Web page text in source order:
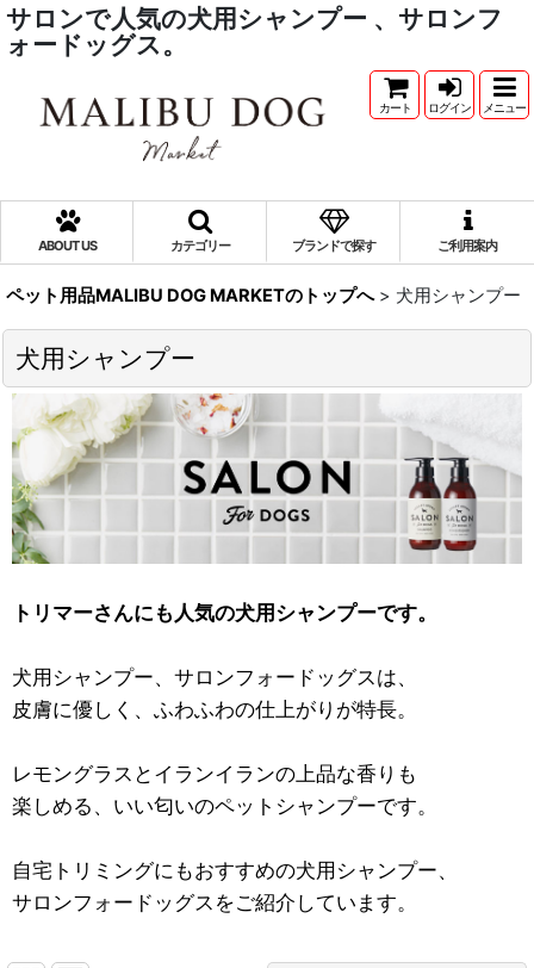
サロンで人気の犬用シャンプー 、サロンフ
ォードッグス。
カート ログイン メニュー
ABOUT US カテゴリー ブランドで探す ご利用案内
ペット用品MALIBU DOG MARKETのトップへ > 犬用シャンプー
犬用シャンプー
トリマーさんにも人気の犬用シャンプーです。
犬用シャンプー、サロンフォードッグスは、
皮膚に優しく、ふわふわの仕上がりが特長。
レモングラスとイランイランの上品な香りも
楽しめる、いい匂いのペットシャンプーです。
自宅トリミングにもおすすめの犬用シャンプー、
サロンフォードッグスをご紹介しています。